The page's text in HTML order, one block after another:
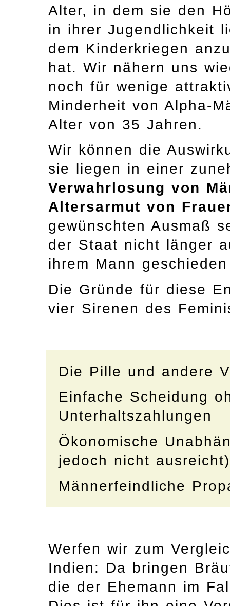
Alter, in dem sie den
in ihrer Jugendlichkeit
dem Kinderkriegen
hat. Wir nähern uns
noch für wenige
Minderheit von Alpha-
Alter von 35 Jahren.
Wir können die
sie liegen in einer
Verwahrlosung von
Altersarmut von
gewünschten Ausmaß
der Staat nicht länger
ihrem Mann
Die Gründe für diese
vier Sirenen des
Die Pille und andere
Einfache Scheidung
Unterhaltszahlungen
Ökonomische
jedoch nicht ausreicht)
Männerfeindliche
Werfen wir zum
Indien: Da bringen
die der Ehemann im